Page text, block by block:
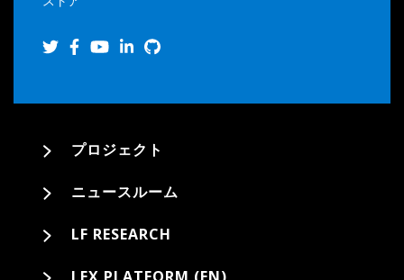
プロジェクト
ニュースルーム
LF RESEARCH